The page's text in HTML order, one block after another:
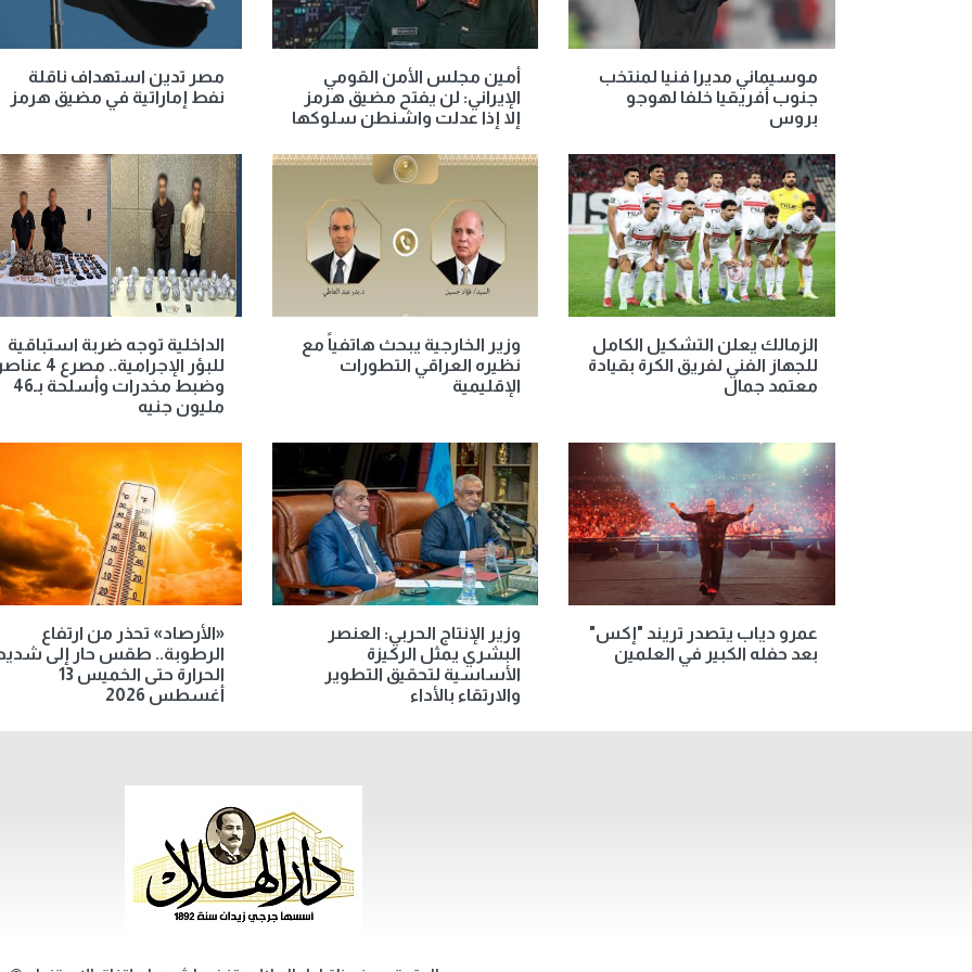
موسيماني مديرا فنيا لمنتخب
جنوب أفريقيا خلفا لهوجو
بروس
أمين مجلس الأمن القومي
الإيراني: لن يفتح مضيق هرمز
إلا إذا عدلت واشنطن سلوكها
مصر تدين استهداف ناقلة
نفط إماراتية في مضيق هرمز
الزمالك يعلن التشكيل الكامل
للجهاز الفني لفريق الكرة بقيادة
معتمد جمال
وزير الخارجية يبحث هاتفياً مع
نظيره العراقي التطورات
الإقليمية
الداخلية توجه ضربة استباقية
للبؤر الإجرامية.. مصرع 4
وضبط مخدرات وأسلحة بـ46
مليون جنيه
عمرو دياب يتصدر تريند "إكس"
بعد حفله الكبير في العلمين
وزير الإنتاج الحربي: العنصر
البشري يمثل الركيزة
الأساسية لتحقيق التطوير
والارتقاء بالأداء
«الأرصاد» تحذر من ارتفاع
الرطوبة.. طقس حار إلى
الحرارة حتى الخميس 13
أغسطس 2026